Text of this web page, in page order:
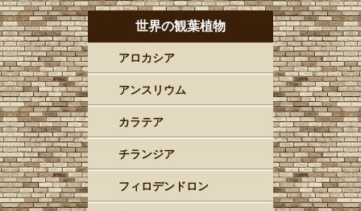
世界の観葉植物
アロカシア
アンスリウム
カラテア
チランジア
フィロデンドロン